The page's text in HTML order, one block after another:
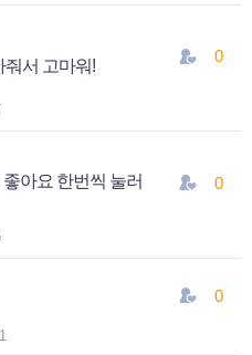
줘서 고마워!
0
아요 한번씩 눌러
0
0